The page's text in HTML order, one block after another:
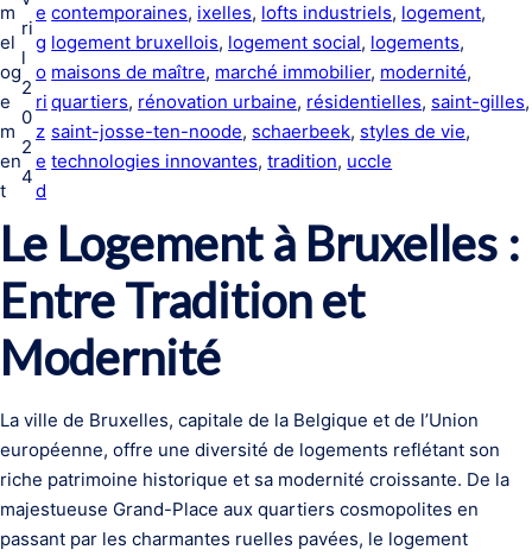
m
el
og
e
m
en
t
ri
l
2
0
2
4
e
g
o
ri
z
e
d
contemporaines, ixelles, lofts industriels, logement
logement bruxellois, logement social, logements
maisons de maître, marché immobilier, modernité
quartiers, rénovation urbaine, résidentielles, saint-gilles
saint-josse-ten-noode, schaerbeek, styles de vie
technologies innovantes, tradition, uccle
Le Logement à Bruxelles :
Entre Tradition et
Modernité
La ville de Bruxelles, capitale de la Belgique et de l’Union
européenne, offre une diversité de logements reflétant son
riche patrimoine historique et sa modernité croissante. De la
majestueuse Grand-Place aux quartiers cosmopolites en
passant par les charmantes ruelles pavées, le logement